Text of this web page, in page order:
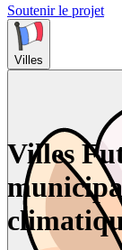
Soutenir le projet
Villes
Villes